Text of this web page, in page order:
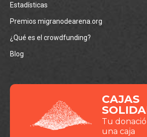
Estadísticas
Premios migranodearena.org
¿Qué es el crowdfunding?
Blog
CAJAS
Tu
una caja